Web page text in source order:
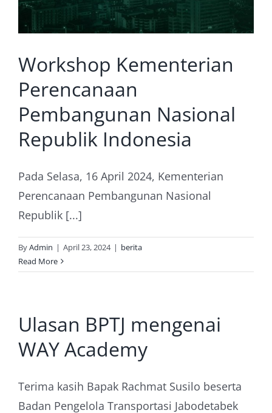
Workshop Kementerian
Perencanaan
Pembangunan Nasional
Republik Indonesia
Pada Selasa, 16 April 2024, Kementerian
Perencanaan Pembangunan Nasional
Republik [...]
ByAdmin | April 23, 2024 | berita
Read More
Ulasan BPTJ mengenai
WAY Academy
Terima kasih Bapak Rachmat Susilo beserta
Badan Pengelola Transportasi Jabodetabek